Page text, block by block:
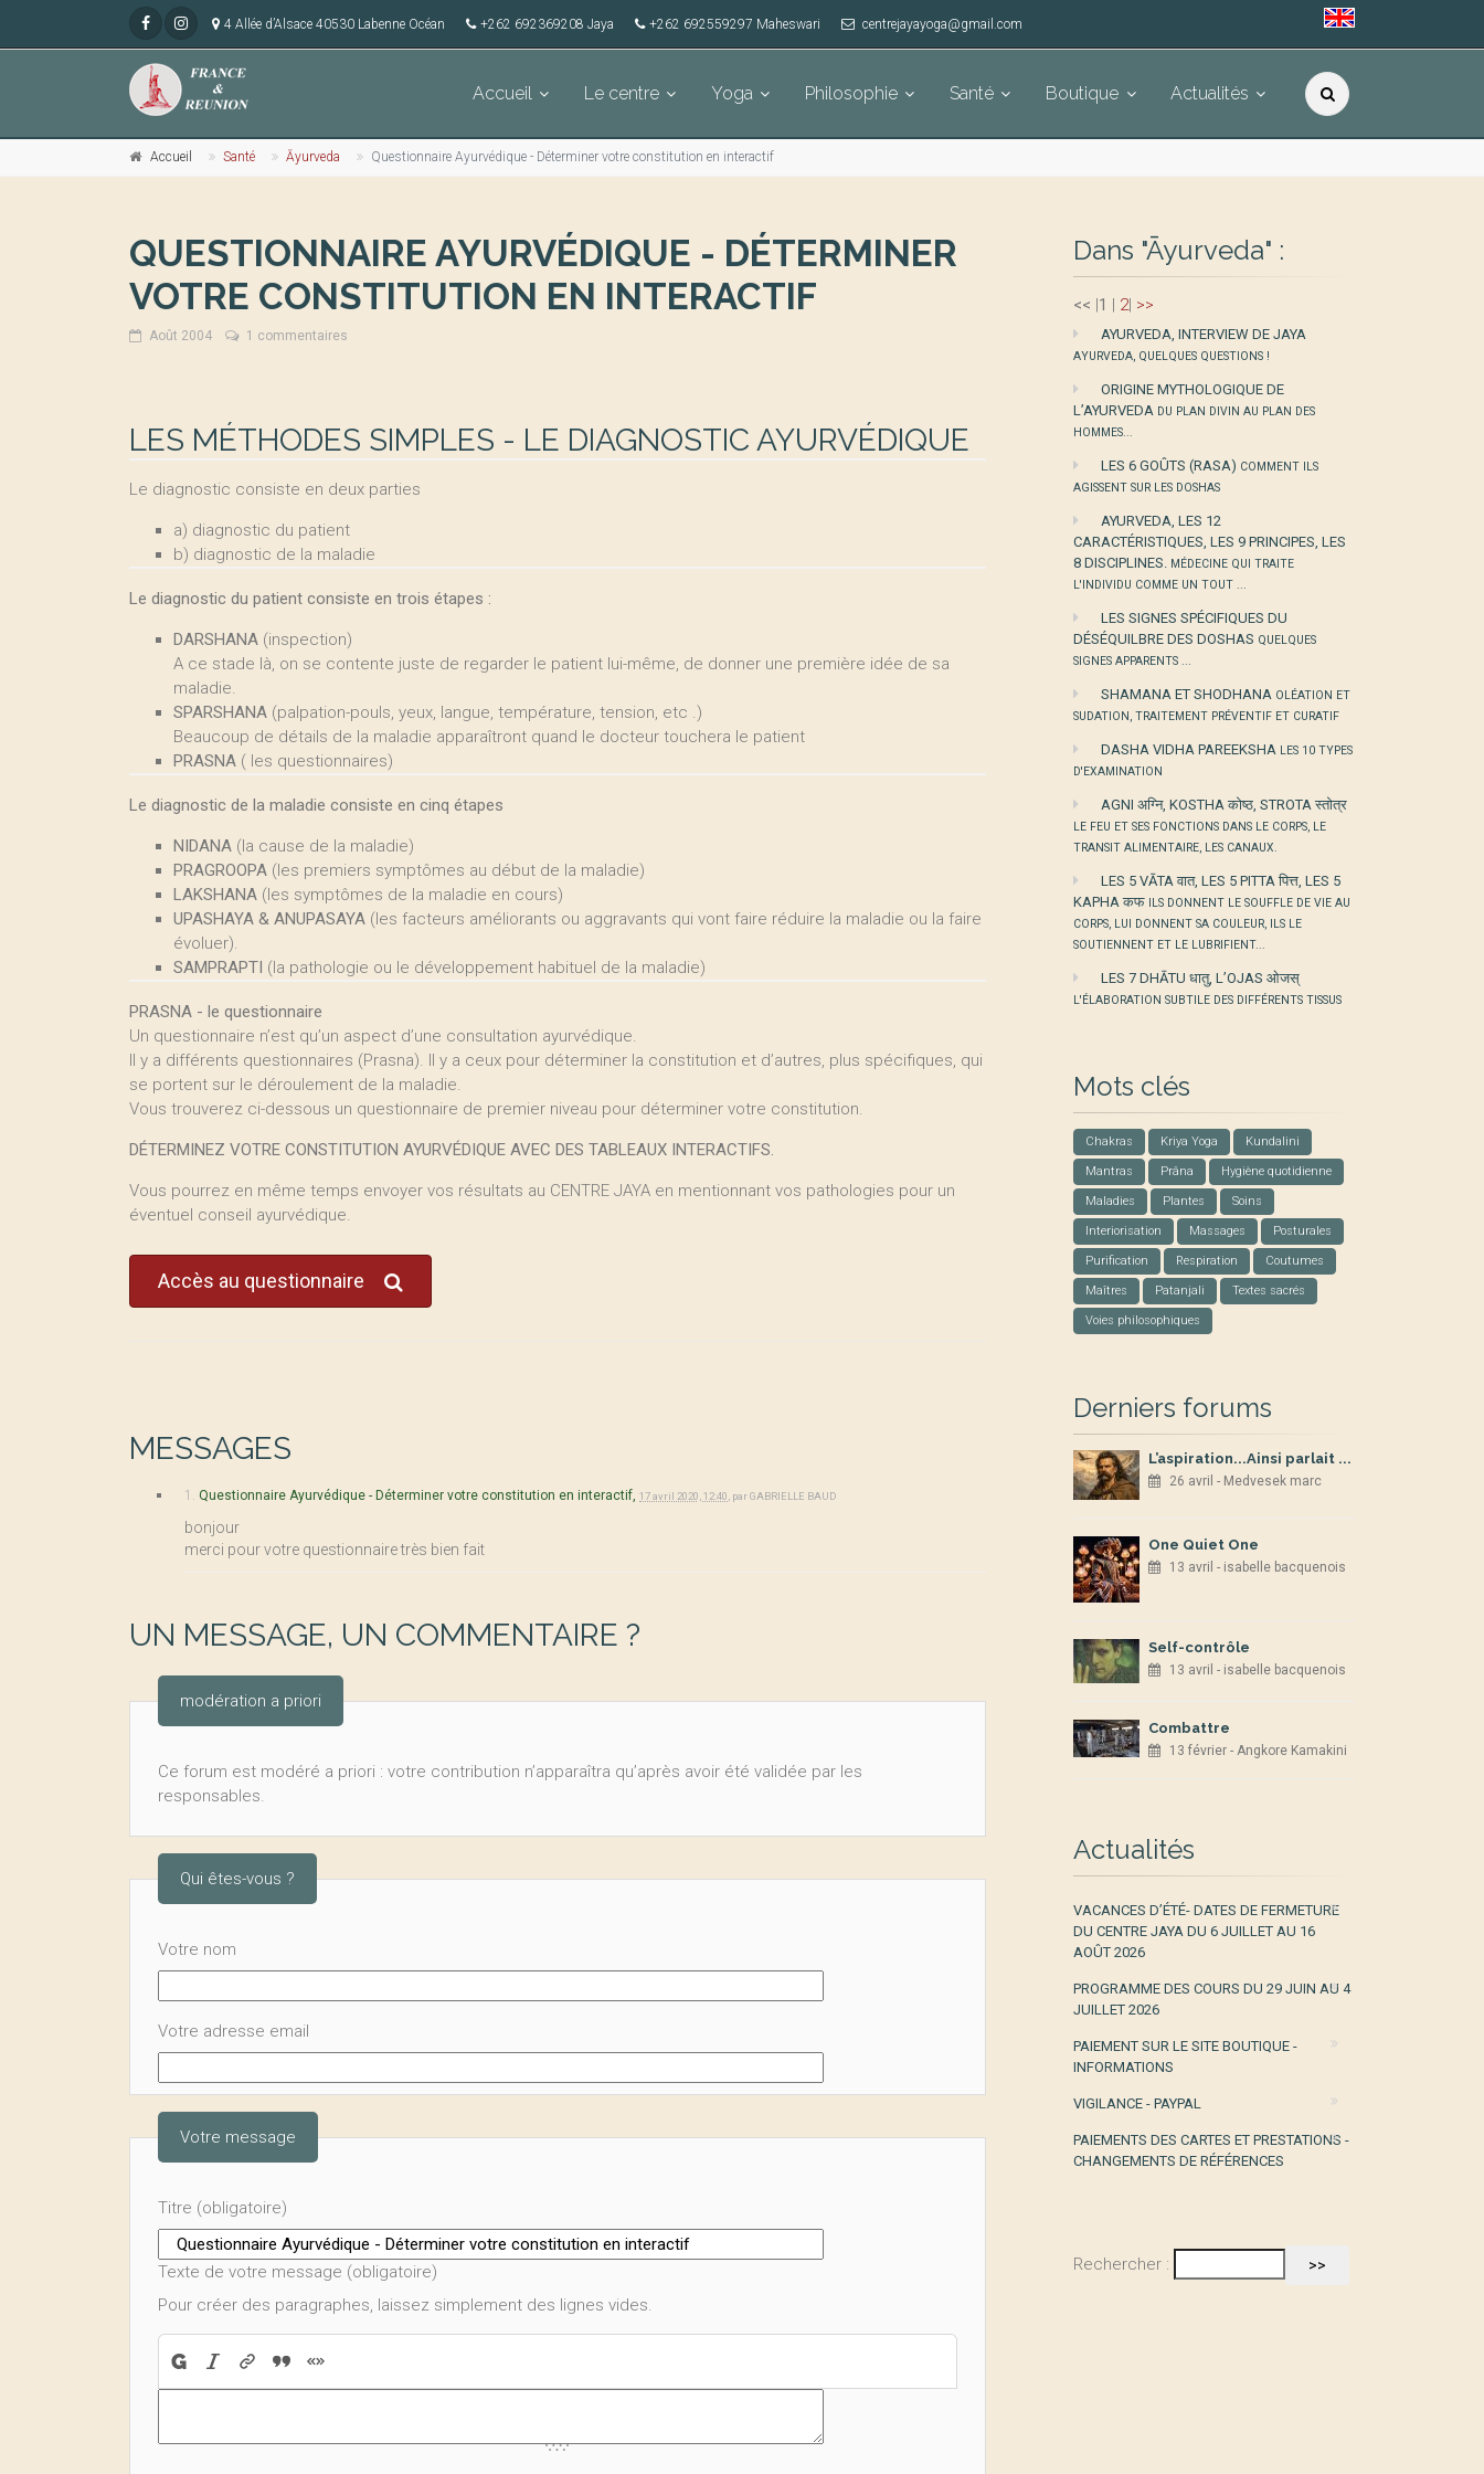
4 Allée d’Alsace 40530 Labenne Océan +262 692369208 Jaya +262 692559297 Maheswari centrejayayoga@gmail.com
Accueil Le centre Yoga Philosophie Santé Boutique Actualités
Accueil Santé Āyurveda Questionnaire Ayurvédique - Déterminer votre constitution en interactif
QUESTIONNAIRE AYURVÉDIQUE - DÉTERMINER
VOTRE CONSTITUTION EN INTERACTIF
Août 2004 1 commentaires
LES MÉTHODES SIMPLES - LE DIAGNOSTIC AYURVÉDIQUE
Le diagnostic consiste en deux parties
a) diagnostic du patient
b) diagnostic de la maladie
Le diagnostic du patient consiste en trois étapes :
DARSHANA (inspection)
A ce stade là, on se contente juste de regarder le patient lui-même, de donner une première idée de sa
maladie.
SPARSHANA (palpation-pouls, yeux, langue, température, tension, etc .)
Beaucoup de détails de la maladie apparaîtront quand le docteur touchera le patient
PRASNA ( les questionnaires)
Le diagnostic de la maladie consiste en cinq étapes
NIDANA (la cause de la maladie)
PRAGROOPA (les premiers symptômes au début de la maladie)
LAKSHANA (les symptômes de la maladie en cours)
UPASHAYA & ANUPASAYA (les facteurs améliorants ou aggravants qui vont faire réduire la maladie ou la faire
évoluer).
SAMPRAPTI (la pathologie ou le développement habituel de la maladie)
PRASNA - le questionnaire
Un questionnaire n’est qu’un aspect d’une consultation ayurvédique.
Il y a différents questionnaires (Prasna). Il y a ceux pour déterminer la constitution et d’autres, plus spécifiques, qui
se portent sur le déroulement de la maladie.
Vous trouverez ci-dessous un questionnaire de premier niveau pour déterminer votre constitution.
DÉTERMINEZ VOTRE CONSTITUTION AYURVÉDIQUE AVEC DES TABLEAUX INTERACTIFS.
Vous pourrez en même temps envoyer vos résultats au CENTRE JAYA en mentionnant vos pathologies pour un
éventuel conseil ayurvédique.
Accès au questionnaire
MESSAGES
1. Questionnaire Ayurvédique - Déterminer votre constitution en interactif, 17 avril 2020, 12:40 parGABRIELLE BAUD
bonjour
merci pour votre questionnaire très bien fait
UN MESSAGE, UN COMMENTAIRE ?
modération a priori
Ce forum est modéré a priori : votre contribution n’apparaîtra qu’après avoir été validée par les
responsables.
Qui êtes-vous ?
Votre nom
Votre adresse email
Votre message
Titre (obligatoire)
Texte de votre message (obligatoire)
Pour créer des paragraphes, laissez simplement des lignes vides.
Dans "Āyurveda" :
<< |1 | 2| >>
AYURVEDA, INTERVIEW DE JAYA
AYURVEDA, QUELQUES QUESTIONS !
ORIGINE MYTHOLOGIQUE DE
L’AYURVEDA DU PLAN DIVIN AU PLAN DES
HOMMES...
LES 6 GOÛTS (RASA) COMMENT ILS
AGISSENT SUR LES DOSHAS
AYURVEDA, LES 12
CARACTÉRISTIQUES, LES 9 PRINCIPES, LES
8 DISCIPLINES. MÉDECINE QUI TRAITE
L'INDIVIDU COMME UN TOUT ...
LES SIGNES SPÉCIFIQUES DU
DÉSÉQUILBRE DES DOSHAS QUELQUES
SIGNES APPARENTS ...
SHAMANA ET SHODHANA OLÉATION ET
SUDATION, TRAITEMENT PRÉVENTIF ET CURATIF
DASHA VIDHA PAREEKSHA LES 10 TYPES
D'EXAMINATION
AGNI अग्नि, KOSTHA कोष्ठ, STROTA स्तोत्र
LE FEU ET SES FONCTIONS DANS LE CORPS, LE
TRANSIT ALIMENTAIRE, LES CANAUX.
LES 5 VĀTA वात, LES 5 PITTA पित्त, LES 5
KAPHA कफ ILS DONNENT LE SOUFFLE DE VIE AU
CORPS, LUI DONNENT SA COULEUR, ILS LE
SOUTIENNENT ET LE LUBRIFIENT...
LES 7 DHĀTU धातु, L’OJAS ओजस्
L'ÉLABORATION SUBTILE DES DIFFÉRENTS TISSUS
Mots clés
Chakras Kriya Yoga Kundalini
Mantras Prâna Hygiène quotidienne
Maladies Plantes Soins
Interiorisation Massages Posturales
Purification Respiration Coutumes
Maîtres Patanjali Textes sacrés
Voies philosophiques
Derniers forums
L’aspiration...Ainsi parlait ...
26 avril - Medvesek marc
One Quiet One
13 avril - isabelle bacquenois
Self-contrôle
13 avril - isabelle bacquenois
Combattre
13 février - Angkore Kamakini
Actualités
VACANCES D’ÉTÉ- DATES DE FERMETURE
DU CENTRE JAYA DU 6 JUILLET AU 16
AOÛT 2026
PROGRAMME DES COURS DU 29 JUIN AU 4
JUILLET 2026
PAIEMENT SUR LE SITE BOUTIQUE -
INFORMATIONS
VIGILANCE - PAYPAL
PAIEMENTS DES CARTES ET PRESTATIONS -
CHANGEMENTS DE RÉFÉRENCES
Rechercher :